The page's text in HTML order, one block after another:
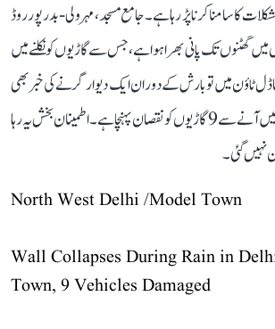
کا سامنا کرنا پڑ رہا ہے۔ جامع مسجد، مہرولی-بدرپور روڈ
میں گھٹنوں تک پانی بھرا ہوا ہے، جس سے گاڑیوں کو نکلنے میں
ٹاؤن میں تو بارش کے دوران ایک دیوار گرنے کی خبر بھی
سامنے آئی ہے، جس کی زد میں آنے سے 9 گاڑیوں کو نقصان پہنچا ہے۔ اطمینان بخش یہ رہا
نہیں گئی۔
North West Delhi /Model Town
Wall Collapses During Rain in
Town, 9 Vehicles Damaged